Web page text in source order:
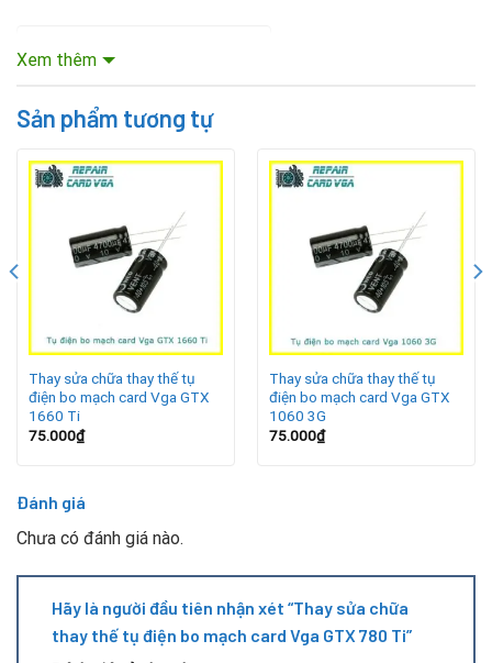
Mục lục nội dung
Nguyên nhân tụ điện GTX 780 Ti bị hỏng
nguồn điện và bảo vệ các vi mạch. Một số nguyên nhân
chính dẫn đến hỏng tụ gồm:
Nguồn điện chập chờn, không ổn định.
Card hoạt động liên tục trong môi trường nhiệt độ cao.
Bụi bẩn và độ ẩm làm giảm tuổi thọ linh kiện.
Tụ điện đã quá hạn sử dụng và xuống cấp theo thời gian.
Dấu hiệu tụ điện card VGA GTX 780 Ti gặp sự cố
Xem thêm
Sản phẩm tương tự
Thay sửa chữa thay thế tụ
điện bo mạch card Vga GTX
1660 Ti
75.000₫
Thay sửa chữa thay thế tụ
điện bo mạch card Vga GTX
1060 3G
75.000₫
Đánh giá
Chưa có đánh giá nào.
Hãy là người đầu tiên nhận xét “Thay sửa chữa
thay thế tụ điện bo mạch card Vga GTX 780 Ti”